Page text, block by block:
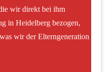
wir direkt bei ihm
in Heidelberg bezogen,
wir der Elterngeneration